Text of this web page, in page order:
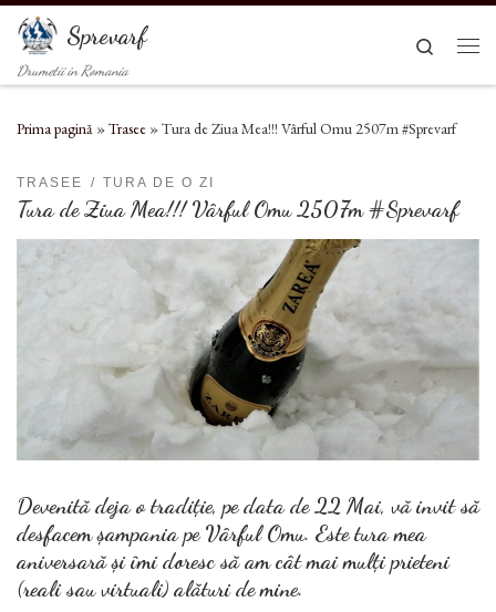
Sari la conținut
Sprevarf
Drumetii in Romania
Search
Prima pagină »Trasee »Tura de Ziua Mea!!! Vârful Omu 2507m #Sprevarf
TRASEE TURA DE O ZI
Tura de Ziua Mea!!! Vârful Omu 2507m #Sprevarf
Devenită deja o tradiție, pe data de 22 Mai, vă invit să
desfacem șampania pe Vârful Omu. Este tura mea
aniversară și îmi doresc să am cât mai mulți prieteni
(reali sau virtuali) alături de mine.